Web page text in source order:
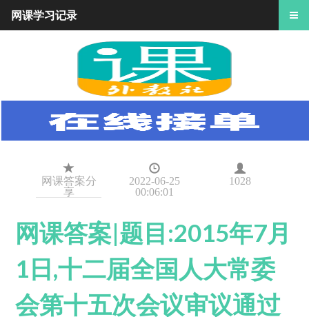
网课答案分
享
2022-06-25
00:06:01
1028
网课答案|题目:2015年7月
1日,十二届全国人大常委
会第十五次会议审议通过
网课学习记录